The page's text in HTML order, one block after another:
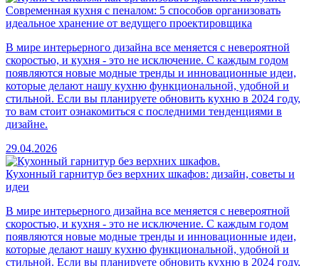
Современная кухня с пеналом: 5 способов организовать
идеальное хранение от ведущего проектировщика
В мире интерьерного дизайна все меняется с невероятной
скоростью, и кухня - это не исключение. С каждым годом
появляются новые модные тренды и инновационные идеи,
которые делают нашу кухню функциональной, удобной и
стильной. Если вы планируете обновить кухню в 2024 году,
то вам стоит ознакомиться с последними тенденциями в
дизайне.
29.04.2026
Кухонный гарнитур без верхних шкафов: дизайн, советы и
идеи
В мире интерьерного дизайна все меняется с невероятной
скоростью, и кухня - это не исключение. С каждым годом
появляются новые модные тренды и инновационные идеи,
которые делают нашу кухню функциональной, удобной и
стильной. Если вы планируете обновить кухню в 2024 году,